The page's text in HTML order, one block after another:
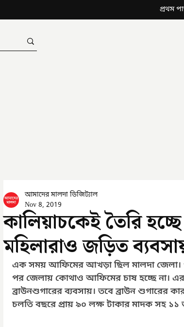
প্রথম
কালিয়াচকেই তৈরি
মহিলারাও জড়িত
আমাদের মালদা ডিজিট্যাল
Nov 8, 2019
এক সময় আফিমের আখড়া ছিল মালদা জেলা।
পর জেলায় কোথাও আফিমের চাষ হচ্ছে না।
ব্রাউনশুগারের ব্যবসায়। তবে ব্রাউন শুগারের
চলতি বছরে প্রায় ৯০ লক্ষ টাকার মাদক সহ ১১